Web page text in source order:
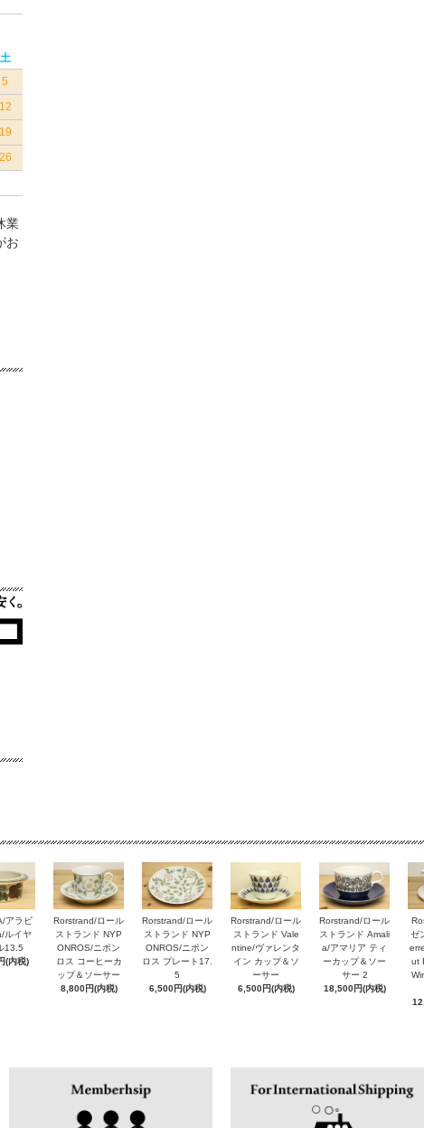
土
5
12
19
26
業
お
アラビ
ルイヤ
13.5
(内税)
Rorstrand/ロール
ストランド NYP
ONROS/ニポン
ロス コーヒーカ
ップ＆ソーサー
8,800円(内税)
Rorstrand/ロール
ストランド NYP
ONROS/ニポン
ロス プレート17.
5
6,500円(内税)
Rorstrand/ロール
ストランド Vale
ntine/ヴァレンタ
イン カップ＆ソ
ーサー
6,500円(内税)
Rorstrand/ロール
ストランド Amali
a/アマリア ティ
ーカップ＆ソー
サー 2
18,500円(内税)
ゼ
ut